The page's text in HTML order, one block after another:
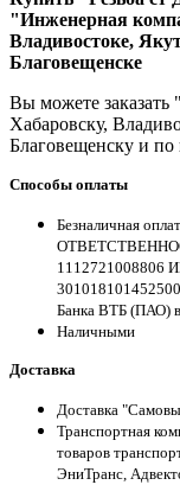
"Инженерная
Владивостоке,
Благовещенске
Вы можете заказать
Хабаровску,
Благовещенску и по
Способы оплаты
Безналичная
1112721008806
Банка ВТБ (ПАО)
Наличными
Доставка
Доставка
Транспортная
товаров
ЭниТранс,